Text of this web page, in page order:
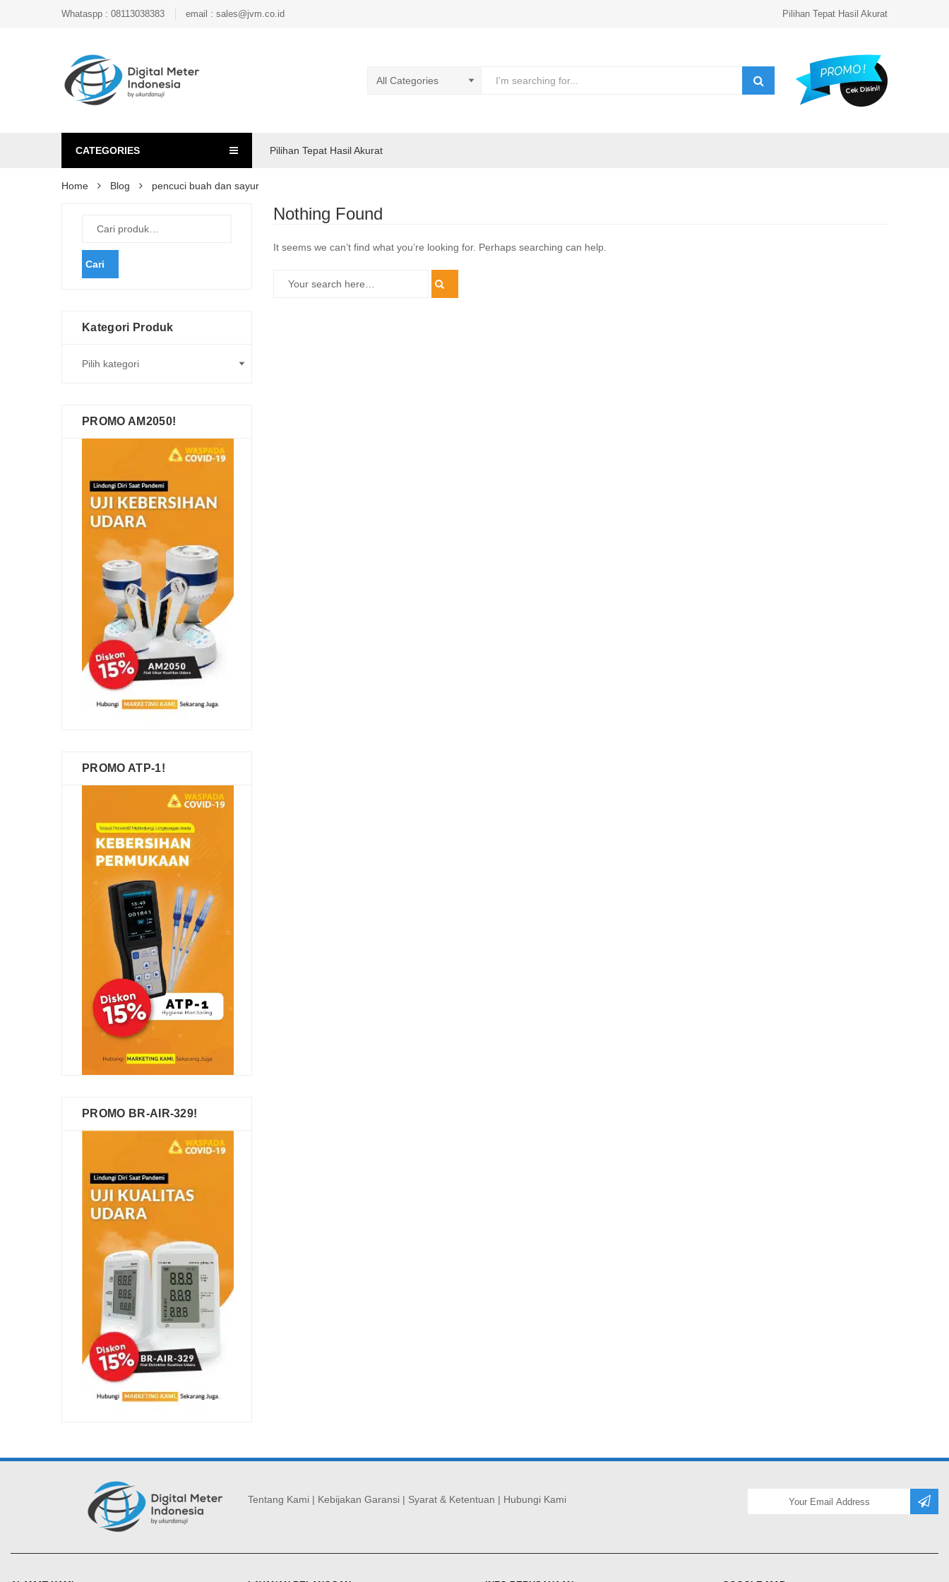
Whataspp : 08113038383 email : sales@jvm.co.id Pilihan Tepat Hasil Akurat
CATEGORIES Pilihan Tepat Hasil Akurat
Home Blog pencuci buah dan sayur
Nothing Found
It seems we can’t find what you’re looking for. Perhaps searching can help.
Cari
Kategori Produk
PROMO AM2050!
PROMO ATP-1!
PROMO BR-AIR-329!
Tentang Kami | Kebijakan Garansi | Syarat & Ketentuan | Hubungi Kami